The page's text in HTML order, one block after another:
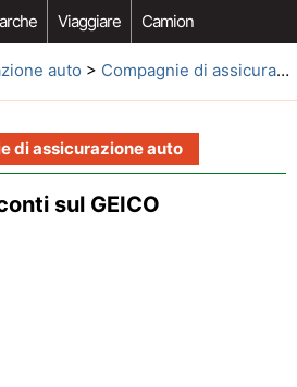
Viaggiare Camion
Auto Car Opzioni Aftermarket
auto > Compagnie di assicurazione auto
di assicurazione auto
sul GEICO